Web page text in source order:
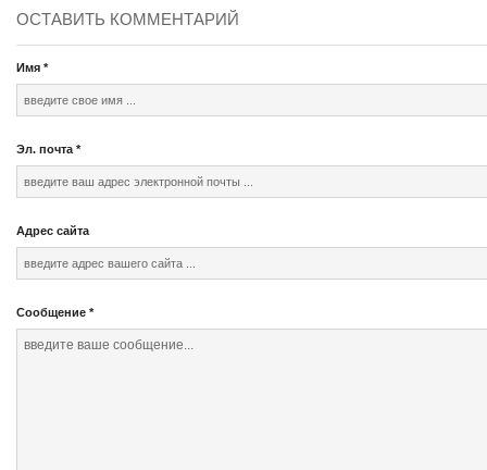
ОСТАВИТЬ КОММЕНТАРИЙ
Имя *
Эл. почта *
Адрес сайта
Сообщение *